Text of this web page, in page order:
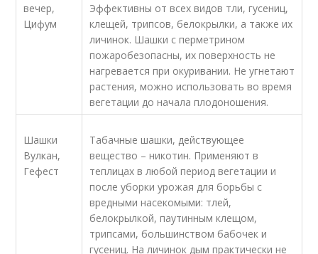
вечер,
Цифум
Эффективны от всех видов тли, гусениц,
клещей, трипсов, белокрылки, а также их
личинок. Шашки с перметрином
пожаробезопасны, их поверхность не
нагревается при окуривании. Не угнетают
растения, можно использовать во время
вегетации до начала плодоношения.
Шашки
Вулкан,
Гефест
Табачные шашки, действующее
вещество – никотин. Применяют в
теплицах в любой период вегетации и
после уборки урожая для борьбы с
вредными насекомыми: тлей,
белокрылкой, паутинным клещом,
трипсами, большинством бабочек и
гусениц. На личинок дым практически не